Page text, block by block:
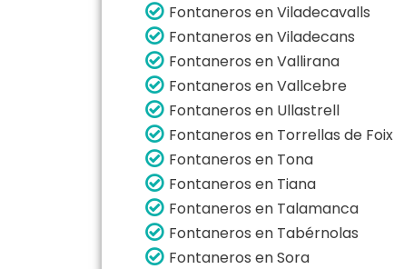
Fontaneros en Viladecavalls
Fontaneros en Viladecans
Fontaneros en Vallirana
Fontaneros en Vallcebre
Fontaneros en Ullastrell
Fontaneros en Torrellas de Foix
Fontaneros en Tona
Fontaneros en Tiana
Fontaneros en Talamanca
Fontaneros en Tabérnolas
Fontaneros en Sora